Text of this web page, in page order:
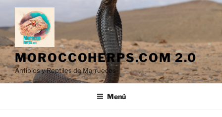
Saltar
contenido
MOROCCOHERPS.COM 2.0
Anfibios y Reptiles de Marruecos
Menú